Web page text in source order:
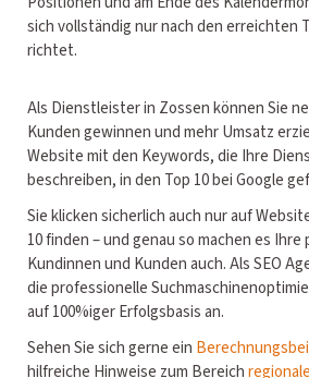
sich vollständig nur nach den erreichten
richtet.
Als Dienstleister in Zossen können Sie
Kunden gewinnen und mehr Umsatz
Website mit den Keywords, die Ihre
beschreiben, in den Top 10 bei Google
Sie klicken sicherlich auch nur auf
10 finden – und genau so machen es
Kundinnen und Kunden auch. Als SEO
die professionelle
auf 100%iger Erfolgsbasis an.
Sehen Sie sich gerne ein
hilfreiche Hinweise zum Bereichregionale